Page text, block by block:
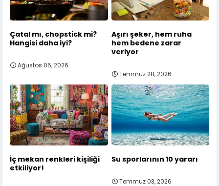
Çatal mı, chopstick mi?
Hangisi daha iyi?
Ağustos 05, 2026
Aşırı şeker, hem ruha
hem bedene zarar
veriyor
Temmuz 28, 2026
İç mekan renkleri kişiliği
etkiliyor!
Su sporlarının 10 yararı
Temmuz 03, 2026